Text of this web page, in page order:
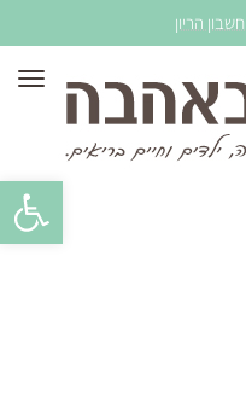
הריון
פתח